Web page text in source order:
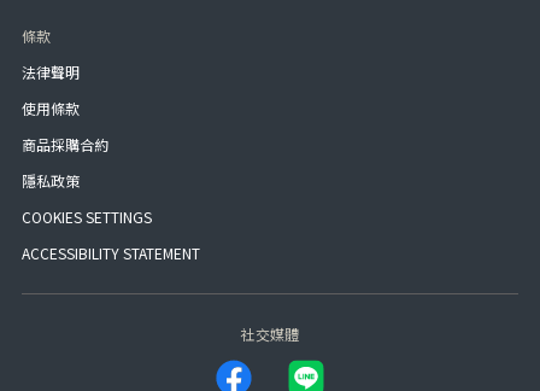
條款
法律聲明
使用條款
商品採購合約
隱私政策
COOKIES SETTINGS
ACCESSIBILITY STATEMENT
社交媒體